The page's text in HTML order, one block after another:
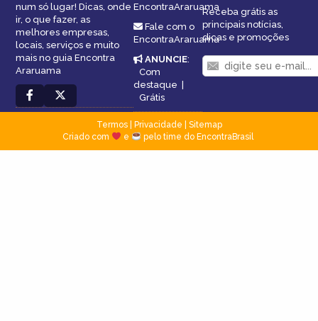
num só lugar! Dicas, onde
ir, o que fazer, as
melhores empresas,
locais, serviços e muito
mais no guia Encontra
Araruama
EncontraAraruama
Fale com o
EncontraAraruama
ANUNCIE:
Com
destaque |
Grátis
Receba grátis as
principais notícias,
dicas e promoções
Termos| Privacidade
Sitemap
Criado com
e pelo time do EncontraBrasil